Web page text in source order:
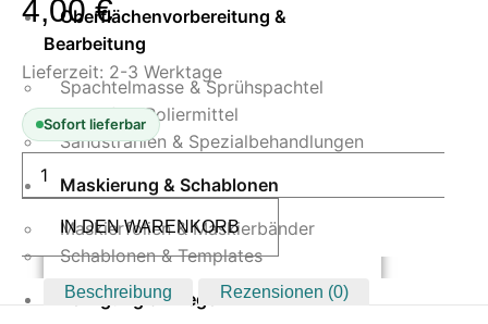
Oberflächenvorbereitung &
Bearbeitung
Spachtelmasse & Sprühspachtel
Schleif- & Poliermittel
Sandstrahlen & Spezialbehandlungen
Maskierung & Schablonen
Maskierfolien & Maskierbänder
Schablonen & Templates
Reinigung & Pflege
4,00€
Lieferzeit: 2-3 Werktage
Sofort lieferbar
Vallejo
Game
Air
Ultramarine
ml
Menge
IN DEN WARENKORB
Beschreibung Rezensionen (0)